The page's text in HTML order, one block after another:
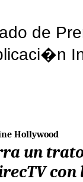
de
Hollywood
un